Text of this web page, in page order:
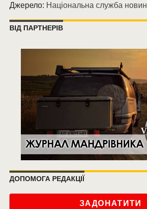
Джерело: Національна служба новин
ВІД ПАРТНЕРІВ
ДОПОМОГА РЕДАКЦІЇ
ЗАДОНАТИТИ